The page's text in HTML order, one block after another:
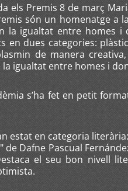
els Premis 8 de març
són un homenatge a
la igualtat entre homes i
en dues categories:
de manera
igualtat entre homes i
s’ha fet en petit
estat en categoria literària:
de Dafne Pascual
el seu bon nivell